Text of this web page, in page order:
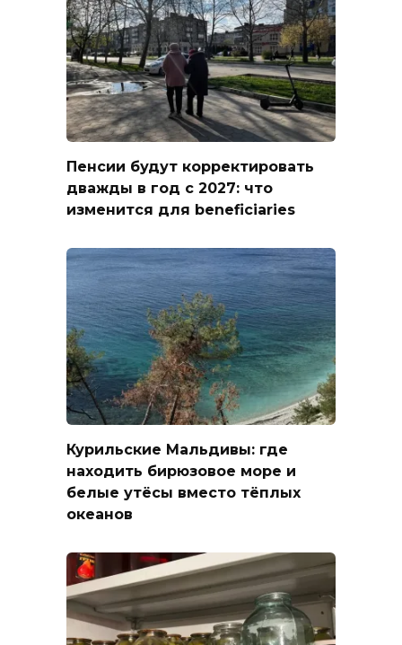
Пенсии будут корректировать
дважды в год с 2027: что
изменится для beneficiaries
Курильские Мальдивы: где
находить бирюзовое море и
белые утёсы вместо тёплых
океанов